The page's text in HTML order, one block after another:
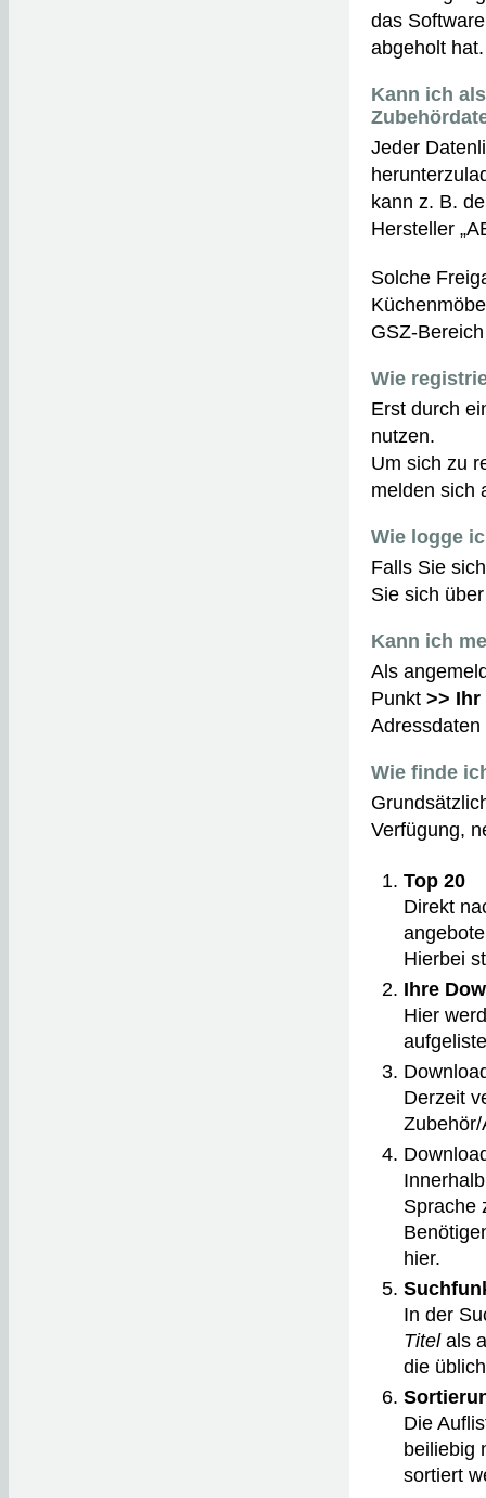
das
abgeholt hat.
Kann ich
Jeder
kann z. B.
Hersteller
Solche
GSZ-
Wie
Erst durch
nutzen.
Um sich zu
melden sich
Wie logge
Falls Sie
Sie sich
Kann ich
Als
Punkt >>
Wie finde
Verfügung,
Top 20
Direkt
Hierbei
Ihre
Hier
Derzeit
Sprache
hier.
In der
Titelals
die
Die
beiliebig
sortiert